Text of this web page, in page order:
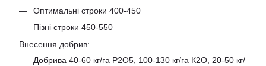
Оптимальні строки 400-450
Пізні строки 450-550
Внесення добрив:
Добрива 40-60 кг/га Р2О5, 100-130 кг/га К2О, 20-50 кг/